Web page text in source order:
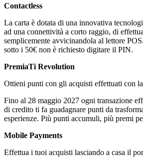
Contactless
La carta è dotata di una innovativa
ad una connettività a corto raggio, di
semplicemente avvicinandola al lettore
sotto i 50€ non è richiesto digitare il PIN.
PremiaTi Revolution
Ottieni punti con gli acquisti effettuati con
Fino al 28 maggio 2027 ogni transazione
di credito ti fa guadagnare punti da
esperienze. Più punti accumuli, più premi
Mobile Payments
Effettua i tuoi acquisti lasciando a casa il